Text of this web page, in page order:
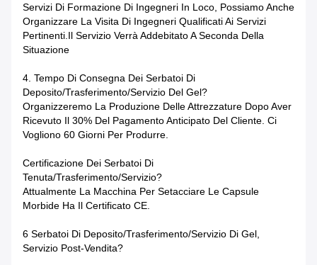
Servizi Di Formazione Di Ingegneri In Loco, Possiamo Anche
Organizzare La Visita Di Ingegneri Qualificati Ai Servizi
Pertinenti.Il Servizio Verrà Addebitato A Seconda Della
Situazione
4. Tempo Di Consegna Dei Serbatoi Di
Deposito/trasferimento/servizio Del Gel?
Organizzeremo La Produzione Delle Attrezzature Dopo Aver
Ricevuto Il 30% Del Pagamento Anticipato Del Cliente. Ci
Vogliono 60 Giorni Per Produrre.
Certificazione Dei Serbatoi Di
Tenuta/trasferimento/servizio?
Attualmente La Macchina Per Setacciare Le Capsule
Morbide Ha Il Certificato CE.
6 Serbatoi Di Deposito/trasferimento/servizio Di Gel,
Servizio Post-Vendita?